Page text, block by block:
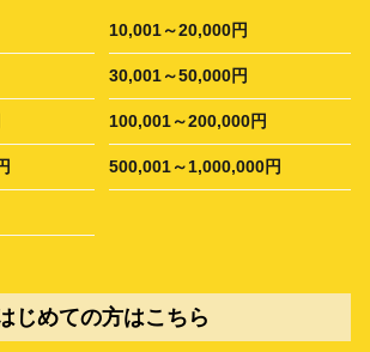
10,001～20,000円
30,001～50,000円
100,001～200,000円
500,001～1,000,000円
じめての方はこちら